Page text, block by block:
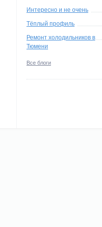
Интересно и не очень
Тёплый профиль
Ремонт холодильников в
Тюмени
Все блоги